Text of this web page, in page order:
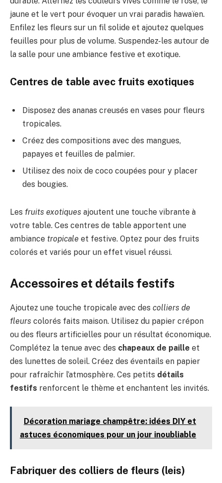
jaune et le vert pour évoquer un vrai paradis hawaïen.
Enfilez les fleurs sur un fil solide et ajoutez quelques
feuilles pour plus de volume. Suspendez-les autour de
la salle pour une ambiance festive et exotique.
Centres de table avec fruits exotiques
Disposez des ananas creusés en vases pour fleurs
tropicales.
Créez des compositions avec des mangues,
papayes et feuilles de palmier.
Utilisez des noix de coco coupées pour y placer
des bougies.
Les fruits exotiques ajoutent une touche vibrante à
votre table. Ces centres de table apportent une
ambiance tropicale et festive. Optez pour des fruits
colorés et variés pour un effet visuel réussi.
Accessoires et détails festifs
Ajoutez une touche tropicale avec des colliers de
fleurs colorés faits maison. Utilisez du papier crépon
ou des fleurs artificielles pour un résultat économique.
Complétez la tenue avec des chapeaux de paille et
des lunettes de soleil. Créez des éventails en papier
pour rafraîchir l’atmosphère. Ces petits détails
festifs renforcent le thème et enchantent les invités.
Décoration mariage champêtre: idées DIY et
astuces économiques pour un jour inoubliable
Fabriquer des colliers de fleurs (leis)